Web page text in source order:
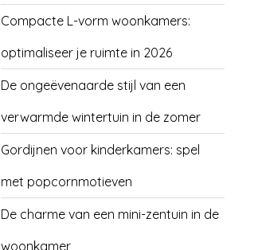
Compacte L-vorm woonkamers:
optimaliseer je ruimte in 2026
De ongeëvenaarde stijl van een
verwarmde wintertuin in de zomer
Gordijnen voor kinderkamers: spel
met popcornmotieven
De charme van een mini-zentuin in de
woonkamer